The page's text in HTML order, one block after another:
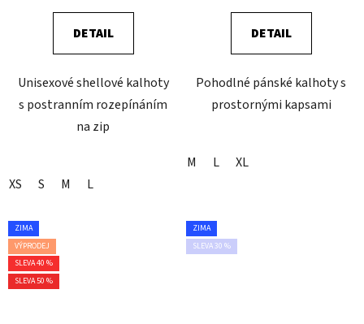
DETAIL
Unisexové shellové kalhoty
s postranním rozepínáním
na zip
XS S M L
DETAIL
Pohodlné pánské kalhoty s
prostornými kapsami
M L XL
ZIMA
VÝPRODEJ
SLEVA 40 %
SLEVA 50 %
ZIMA
SLEVA 30 %